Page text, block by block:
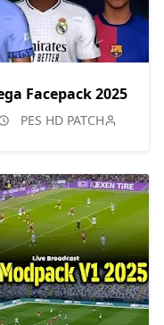
Facepack 2025
PES HD PATCH